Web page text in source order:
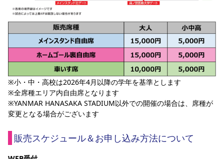
※小・中・高校は2026年4月以降の学年を基準とします
※全席種エリア内自由席となります
※YANMAR HANASAKA STADIUM以外での開催の場合は、席種が
変更となる場合がございます
販売スケジュール＆お申し込み方法について